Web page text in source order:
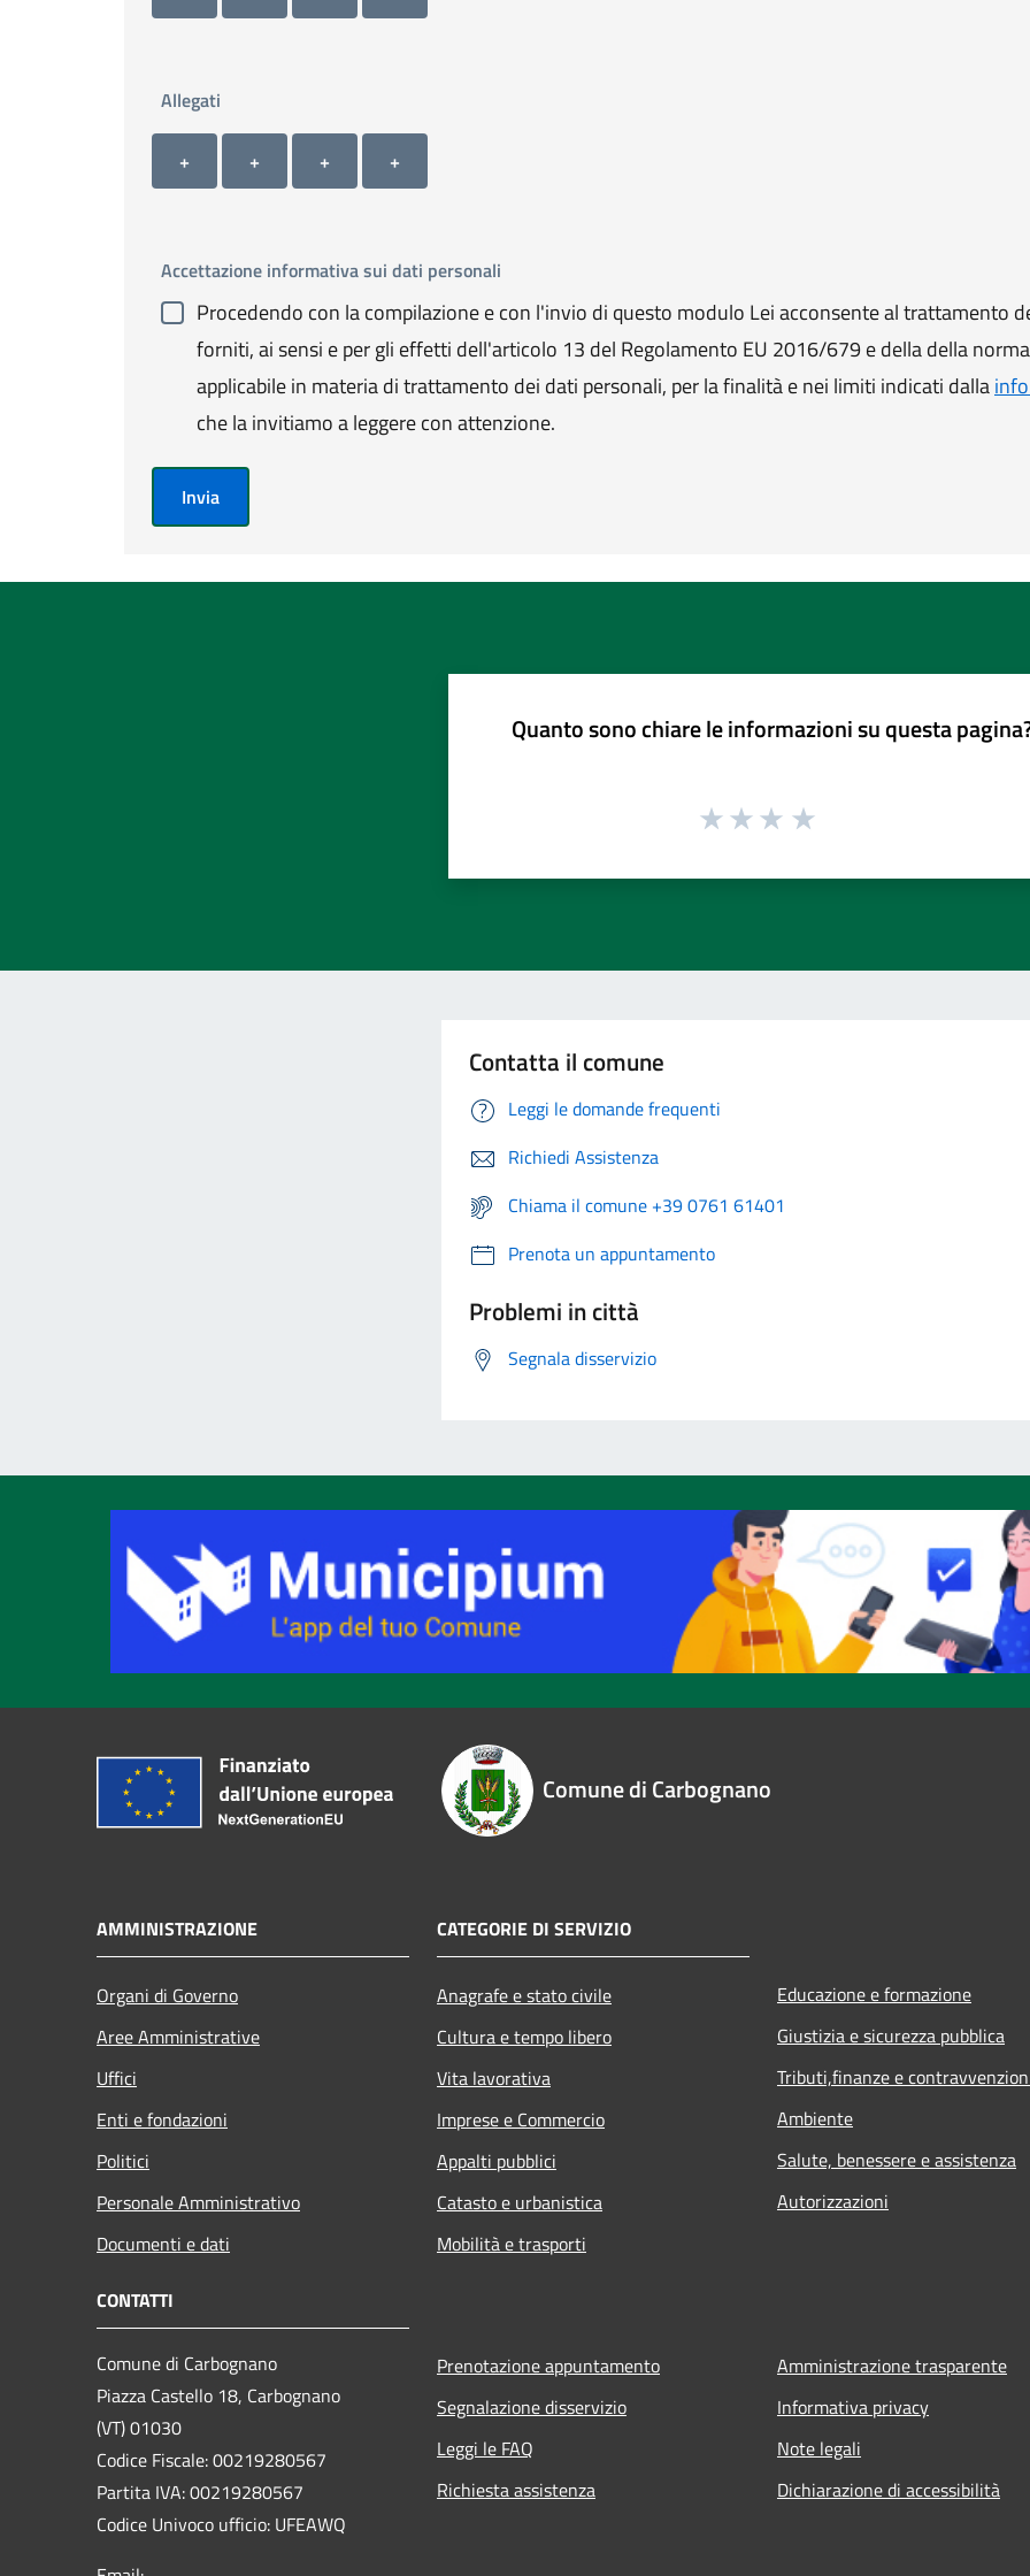
Allegati
Allegato 1
+
Allegato 2
+
Allegato 3
+
Allegato 4
+
Accettazione informativa sui dati personali
Procedendo con la compilazione e con l'invio di questo modulo Lei acconsente al trattamento
forniti, ai sensi e per gli effetti dell'articolo 13 del Regolamento EU 2016/679 e della della
applicabile in materia di trattamento dei dati personali, per la finalità e nei limiti indicati dalla
che la invitiamo a leggere con attenzione.
Invia
Quanto sono chiare le informazioni su questa
Contatta il comune
Leggi le domande frequenti
Richiedi Assistenza
Chiama il comune +39 0761 61401
Prenota un appuntamento
Problemi in città
Segnala disservizio
Comune di Carbognano
AMMINISTRAZIONE
Organi di Governo
Aree Amministrative
Uffici
Enti e fondazioni
Politici
Personale Amministrativo
Documenti e dati
CATEGORIE DI SERVIZIO
Anagrafe e stato civile
Cultura e tempo libero
Vita lavorativa
Imprese e Commercio
Appalti pubblici
Catasto e urbanistica
Mobilità e trasporti
Educazione e formazione
Giustizia e sicurezza pubblica
Tributi,finanze e
Ambiente
Salute, benessere e assistenza
Autorizzazioni
CONTATTI
Comune di Carbognano
Piazza Castello 18, Carbognano
(VT) 01030
Codice Fiscale: 00219280567
Partita IVA: 00219280567
Codice Univoco ufficio: UFEAWQ
Prenotazione appuntamento
Segnalazione disservizio
Leggi le FAQ
Richiesta assistenza
Amministrazione trasparente
Informativa privacy
Note legali
Dichiarazione di accessibilità